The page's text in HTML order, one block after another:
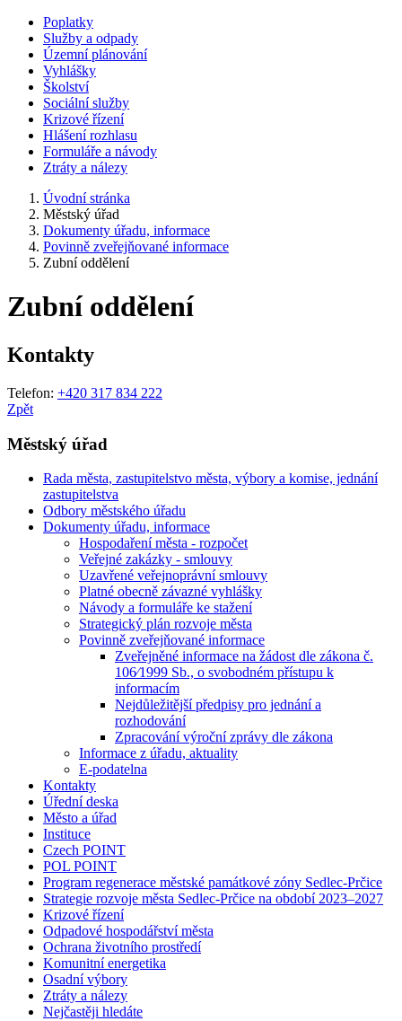
Poplatky
Služby a odpady
Územní plánování
Vyhlášky
Školství
Sociální služby
Krizové řízení
Hlášení rozhlasu
Formuláře a návody
Ztráty a nálezy
Úvodní stránka
Městský úřad
Dokumenty úřadu, informace
Povinně zveřejňované informace
Zubní oddělení
Zubní oddělení
Kontakty
Telefon: +420 317 834 222
Zpět
Městský úřad
Rada města, zastupitelstvo města, výbory a komise, jednání
zastupitelstva
Odbory městského úřadu
Dokumenty úřadu, informace
Hospodaření města - rozpočet
Veřejné zakázky - smlouvy
Uzavřené veřejnoprávní smlouvy
Platné obecně závazné vyhlášky
Návody a formuláře ke stažení
Strategický plán rozvoje města
Povinně zveřejňované informace
Zveřejněné informace na žádost dle zákona č.
106⁄1999 Sb., o svobodném přístupu k
informacím
Nejdůležitější předpisy pro jednání a
rozhodování
Zpracování výroční zprávy dle zákona
Informace z úřadu, aktuality
E-podatelna
Kontakty
Úřední deska
Město a úřad
Instituce
Czech POINT
POL POINT
Program regenerace městské památkové zóny Sedlec-Prčice
Strategie rozvoje města Sedlec-Prčice na období 2023–2027
Krizové řízení
Odpadové hospodářství města
Ochrana životního prostředí
Komunitní energetika
Osadní výbory
Ztráty a nálezy
Nejčastěji hledáte